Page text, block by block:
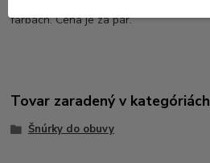
farbách. Cena je za pár.
Tovar zaradený v kategóriách
Šnúrky do obuvy